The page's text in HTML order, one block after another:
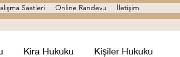
Saatleri Online Randevu İletişim
Kira Hukuku Kişiler Hukuku